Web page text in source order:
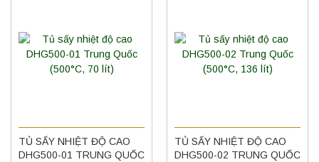
TỦ SẤY NHIỆT ĐỘ CAO
DHG500-01 TRUNG QUỐC
TỦ SẤY NHIỆT ĐỘ CAO
DHG500-02 TRUNG QUỐC